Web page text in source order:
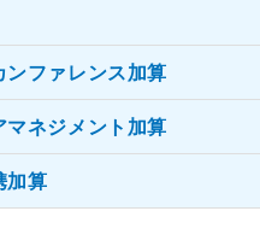
ンファレンス加算
マネジメント加算
加算